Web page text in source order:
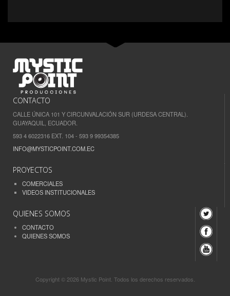
CONTACTO
CALLE ÚNICA 101 Y CIRCUNVALACIÓN SUR (URDESA CENTRAL).
GUAYAQUIL, ECUADOR.
593 4 6022316 EXT. 104 - 593 9 99354385
INFO@MYSTICPOINT.COM.EC
PROYECTOS
COMERCIALES
VIDEOS INSTITUCIONALES
QUIENES SOMOS
CONTACTO
QUIENES SOMOS
Copyright © 2026 Mystic Point. Todos los derechos reservados.